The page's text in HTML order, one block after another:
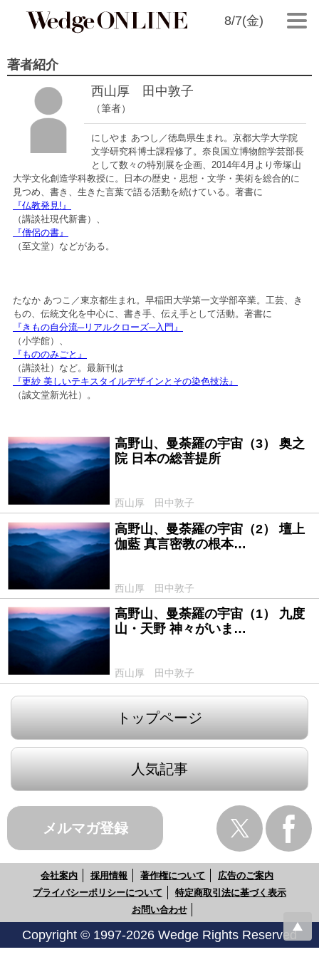
8/7(金)
著者紹介
西山厚 田中敦子
（筆者）
にしやま あつし／徳島県生まれ。京都大学大学院
文学研究科博士課程修了。奈良国立博物館学芸部長
として数々の特別展を企画、2014年4月より帝塚山
大学文化創造学科教授に。日本の歴史・思想・文学・美術を総合的に
見つめ、書き、生きた言葉で語る活動を続けている。著書に
『仏教発見!』
（講談社現代新書）、
『僧侶の書』
（至文堂）などがある。
たなか あつこ／東京都生まれ。早稲田大学第一文学部卒業。工芸、き
もの、伝統文化を中心に、書き手、伝え手として活動。著書に
『きもの自分流─リアルクローズ─入門』
（小学館）、
『もののみごと』
（講談社）など。最新刊は
『更紗 美しいテキスタイルデザインとその染色技法』
（誠文堂新光社）。
2015/04/03
高野山、曼荼羅の宇宙（3） 奥之
院 日本の総菩提所
西山厚 田中敦子
2015/04/02
高野山、曼荼羅の宇宙（2） 壇上
伽藍 真言密教の根本…
西山厚 田中敦子
2015/04/01
高野山、曼荼羅の宇宙（1） 九度
山・天野 神々がいま…
西山厚 田中敦子
トップページ
人気記事
メルマガ登録
会社案内 採用情報 著作権について
広告のご案内
プライバシーポリシーについて
特定商取引法に基づく表示
お問い合わせ
Copyright © 1997-2026 Wedge Rights Reserved